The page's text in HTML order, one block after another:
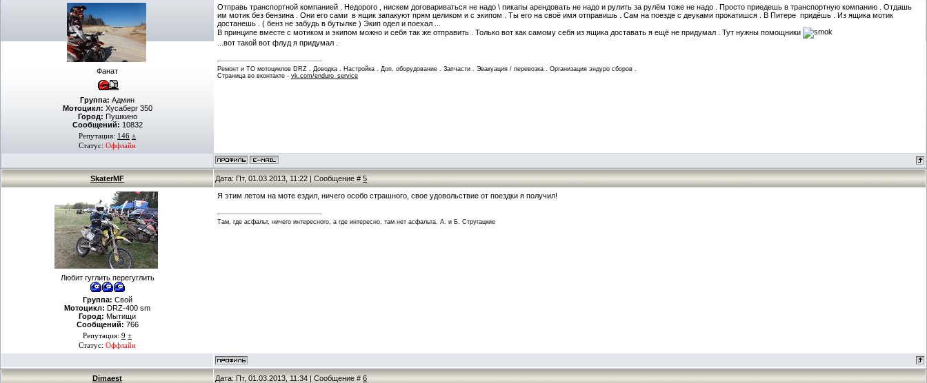
Фанат
Группа: Админ
Мотоцикл: Хусаберг 350
Город: Пушкино
Сообщений: 10832
Репутация: 146 ±
Статус: Оффлайн
Отправь транспортной компанией . Недорого , нискем договариваться не надо \ пикапы арендовать не надо и рулить за рулём тоже не надо . Просто приедешь в транспортную компанию . Отдашь
им мотик без бензина . Они его сами в ящик запакуют прям целиком и с экипом . Ты его на своё имя отправишь . Сам на поезде с деуками прокатишся . В Питере придёшь . Из ящика мотик
достанешь . ( бенз не забудь в бутылке ) Экип одел и поехал ...
В принципе вместе с мотиком и экипом можно и себя так же отправить . Только вот как самому себя из ящика доставать я ещё не придумал . Тут нужны помощники
...вот такой вот флуд я придумал .
Ремонт и ТО мотоциклов DRZ . Доводка . Настройка . Доп. оборудование . Запчасти . Эвакуация / перевозка . Организация эндуро сборов .
Страница во вконтакте - vk.com/enduro_service
SkaterMF Дата: Пт, 01.03.2013, 11:22 | Сообщение # 5
Любит гуглить перегуглить
Группа: Свой
Мотоцикл: DRZ-400 sm
Город: Мытищи
Сообщений: 766
Репутация: 9 ±
Статус: Оффлайн
Я этим летом на моте ездил, ничего особо страшного, свое удовольствие от поездки я получил!
Там, где асфальт, ничего интересного, а где интересно, там нет асфальта. А. и Б. Стругацкие
Dimaest Дата: Пт, 01.03.2013, 11:34 | Сообщение # 6